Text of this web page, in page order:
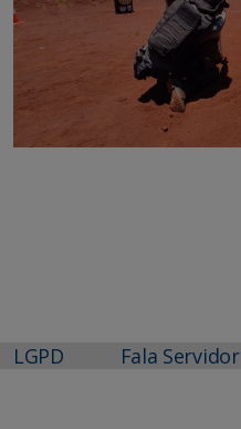
LGPD Fala Servidor